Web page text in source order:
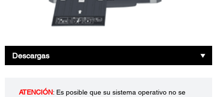
Descargas
ATENCIÓN: Es posible que su sistema operativo no se